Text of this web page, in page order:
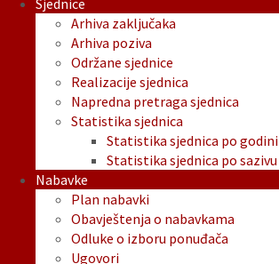
Sjednice
Arhiva zaključaka
Arhiva poziva
Održane sjednice
Realizacije sjednica
Napredna pretraga sjednica
Statistika sjednica
Statistika sjednica po godini
Statistika sjednica po sazivu
Nabavke
Plan nabavki
Obavještenja o nabavkama
Odluke o izboru ponuđača
Ugovori